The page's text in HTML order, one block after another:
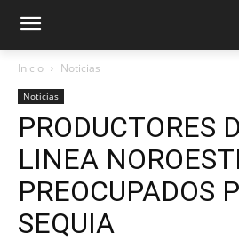
Inicio Noticias
Noticias
PRODUCTORES
LINEA
PREOCUPADOS
SEQUIA